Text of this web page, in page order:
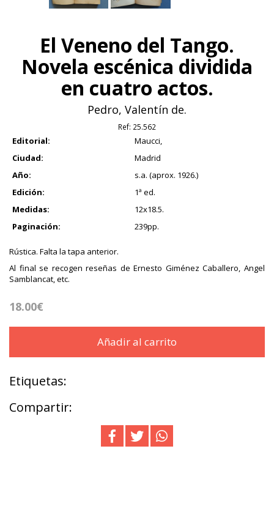
El Veneno del Tango.
Novela escénica dividida
en cuatro actos.
Pedro, Valentín de.
Ref: 25.562
Editorial:
Maucci,
Ciudad:
Madrid
Año:
s.a. (aprox. 1926.)
Edición:
1ª ed.
Medidas:
12x18.5.
Paginación:
239pp.
Rústica. Falta la tapa anterior.
Al final se recogen reseñas de Ernesto Giménez Caballero, Angel
Samblancat, etc.
18.00€
Añadir al carrito
Etiquetas:
Compartir: